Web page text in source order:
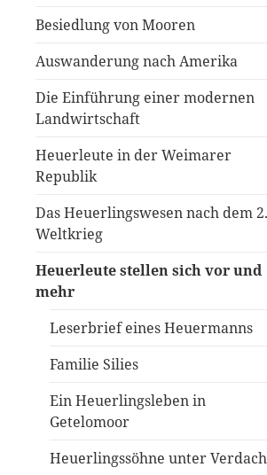
Besiedlung von Mooren
Auswanderung nach Amerika
Die Einführung einer modernen
Landwirtschaft
Heuerleute in der Weimarer
Republik
Das Heuerlingswesen nach dem 2.
Weltkrieg
Heuerleute stellen sich vor und
mehr
Leserbrief eines Heuermanns
Familie Silies
Ein Heuerlingsleben in
Getelomoor
Heuerlingssöhne unter